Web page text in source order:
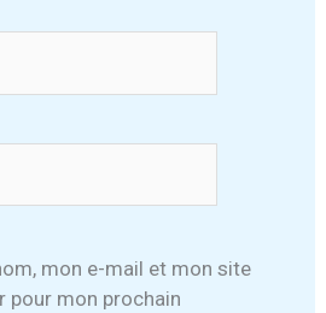
mon e-mail et mon site
pour mon prochain